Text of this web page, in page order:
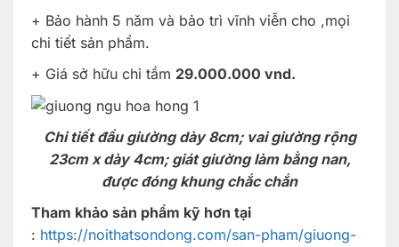
+ Bảo hành 5 năm và bảo trì vĩnh viễn cho ,mọi
chi tiết sản phẩm.
+ Giá sở hữu chỉ tầm 29.000.000 vnd.
Chi tiết đầu giường dày 8cm; vai giường rộng
23cm x dày 4cm; giát giường làm bằng nan,
được đóng khung chắc chắn
Tham khảo sản phẩm kỹ hơn tại
: https://noithatsondong.com/san-pham/giuong-